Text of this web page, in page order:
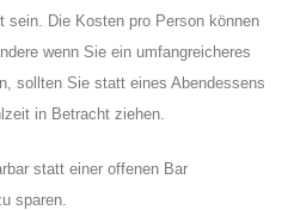
sein. Die Kosten pro Person können
wenn Sie ein umfangreicheres
sollten Sie statt eines Abendessens
in Betracht ziehen.
statt einer offenen Bar
sparen.